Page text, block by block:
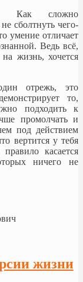
Как сложно
сболтнуть чего-
умение отличает
Ведь всё,
жизнь, хочется
отрежь, это
то,
подходить к
промолчать и
под действием
вертится у тебя
касается
ничего не
жизни